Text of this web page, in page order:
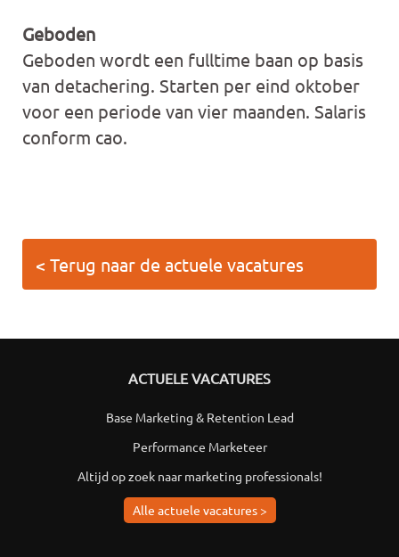
Geboden
Geboden wordt een fulltime baan op basis
van detachering. Starten per eind oktober
voor een periode van vier maanden. Salaris
conform cao.
< Terug naar de actuele vacatures
ACTUELE VACATURES
Base Marketing & Retention Lead
Performance Marketeer
Altijd op zoek naar marketing professionals!
Alle actuele vacatures >